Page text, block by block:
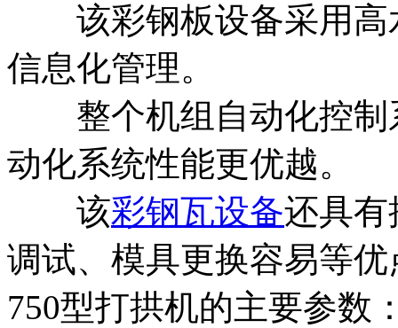
该彩钢板设备采用高
信息化管理。
整个机组自动化控制
动化系统性能更优越。
该彩钢瓦设备还具有
调试、模具更换容易等优
750型打拱机的主要参数